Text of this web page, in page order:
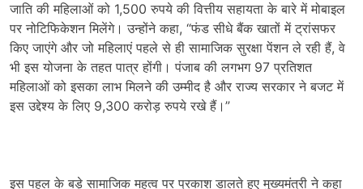
जाति की महिलाओं को 1,500 रुपये की वित्तीय सहायता के बारे में मोबाइल
पर नोटिफिकेशन मिलेंगे। उन्होंने कहा, “फंड सीधे बैंक खातों में ट्रांसफर
किए जाएंगे और जो महिलाएं पहले से ही सामाजिक सुरक्षा पेंशन ले रही हैं, वे
भी इस योजना के तहत पात्र होंगी। पंजाब की लगभग 97 प्रतिशत
महिलाओं को इसका लाभ मिलने की उम्मीद है और राज्य सरकार ने बजट में
इस उद्देश्य के लिए 9,300 करोड़ रुपये रखे हैं।”
इस पहल के बड़े सामाजिक महत्व पर प्रकाश डालते हुए मुख्यमंत्री ने कहा